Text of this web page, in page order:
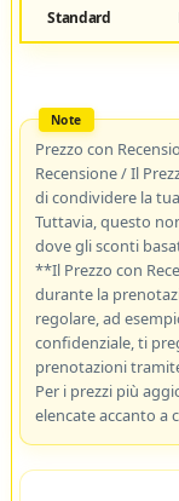
Standard
Prezzo con
Recensione / Il
di condividere la
Tuttavia, questo
dove gli sconti
**Il Prezzo con
durante la
regolare, ad
confidenziale, ti
prenotazioni
Per i prezzi più
elencate accanto a